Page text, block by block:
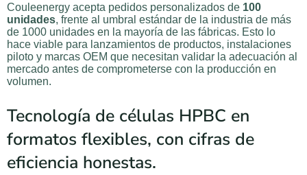
Couleenergy acepta pedidos personalizados de 100
unidades, frente al umbral estándar de la industria de más
de 1000 unidades en la mayoría de las fábricas. Esto lo
hace viable para lanzamientos de productos, instalaciones
piloto y marcas OEM que necesitan validar la adecuación al
mercado antes de comprometerse con la producción en
volumen.
Tecnología de células HPBC en
formatos flexibles, con cifras de
eficiencia honestas.